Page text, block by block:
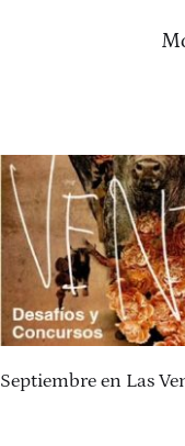
Septiembre en Las